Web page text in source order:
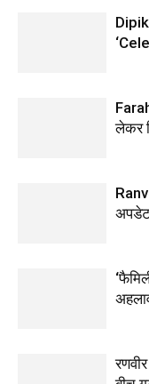
लेकर